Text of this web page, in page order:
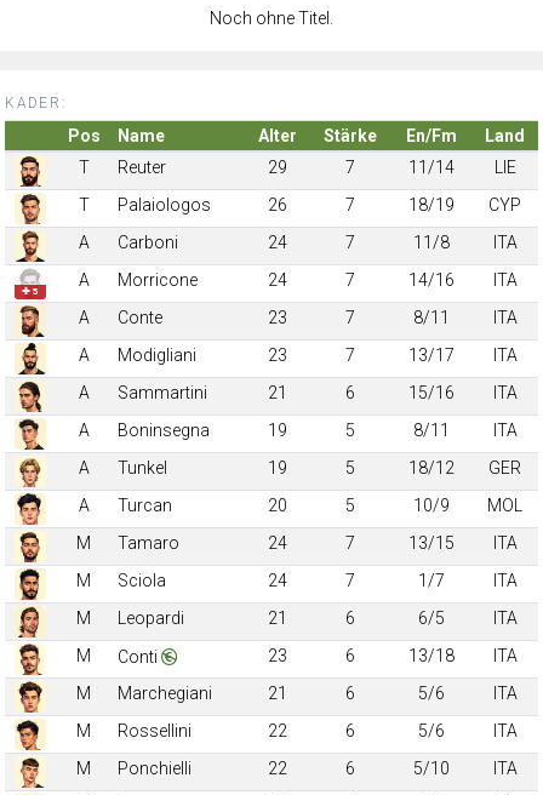
Noch ohne Titel.
KADER:
Pos Name Alter Stärke En/Fm
Land
T
Reuter 29 7 11/14
LIE
T
Palaiologos 26 7 18/19
CYP
A
Carboni 24 7 11/8 ITA
✚ 5
A Morricone 24 7 14/16
ITA
A
Conte 23 7 8/11
ITA
A
Modigliani 23 7 13/17
ITA
A
Sammartini 21 6 15/16
ITA
A
Boninsegna 19 5 8/11
ITA
A
Tunkel 19 5 18/12
GER
A
Turcan 20 5 10/9
MOL
M
Tamaro 24 7 13/15
ITA
M
Sciola 24 7 1/7
ITA
M
Leopardi 21 6 6/5
ITA
M
Conti 23 6 13/18
ITA
M
Marchegiani 21 6 5/6
ITA
M
Rossellini 22 6 5/6
ITA
M
Ponchielli 22 6 5/10
ITA